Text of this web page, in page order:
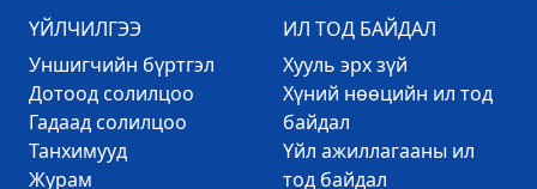
ҮЙЛЧИЛГЭЭ
Уншигчийн бүртгэл
Дотоод солилцоо
Гадаад солилцоо
Танхимууд
Журам
ИЛ ТОД БАЙДАЛ
Хууль эрх зүй
Хүний нөөцийн ил тод
байдал
Үйл ажиллагааны ил
тод байдал